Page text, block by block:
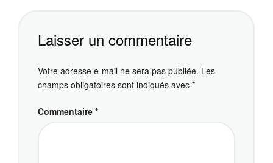
Laisser un commentaire
Votre adresse e-mail ne sera pas publiée. Les
champs obligatoires sont indiqués avec *
Commentaire *